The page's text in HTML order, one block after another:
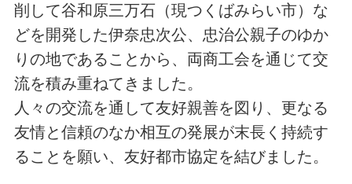
削して谷和原三万石（現つくばみらい市）な
どを開発した伊奈忠次公、忠治公親子のゆか
りの地であることから、両商工会を通じて交
流を積み重ねてきました。
人々の交流を通して友好親善を図り、更なる
友情と信頼のなか相互の発展が末長く持続す
ることを願い、友好都市協定を結びました。